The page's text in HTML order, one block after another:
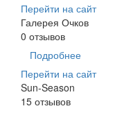
Перейти на сайт
Галерея Очков
0 отзывов
Подробнее
Перейти на сайт
Sun-Season
15 отзывов